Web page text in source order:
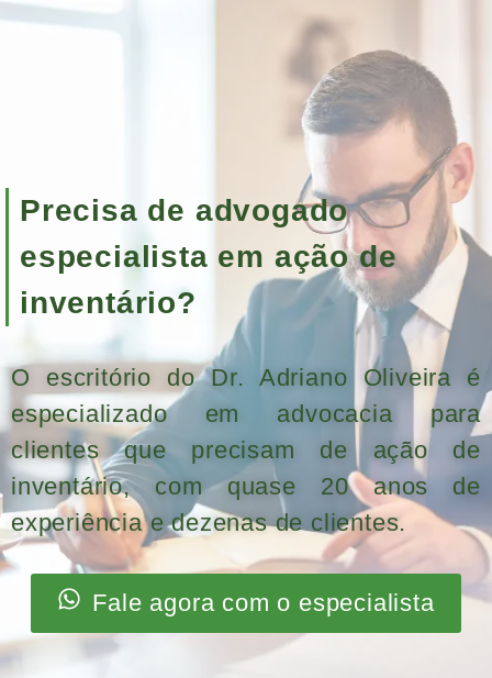
Precisa de advogado
especialista em ação de
inventário?
O escritório do Dr. Adriano Oliveira é
especializado em advocacia para
clientes que precisam de ação de
inventário, com quase 20 anos de
experiência e dezenas de clientes.
Fale agora com o especialista